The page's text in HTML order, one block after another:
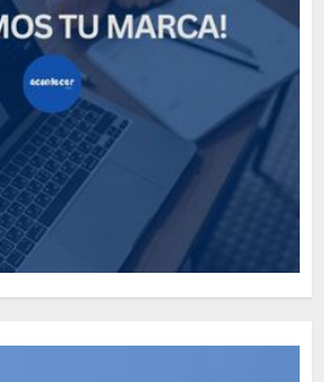
Many of These Italian
Foods Have You Tried?
MAYO 14, 2024
to Know About the
Cars in a Retro